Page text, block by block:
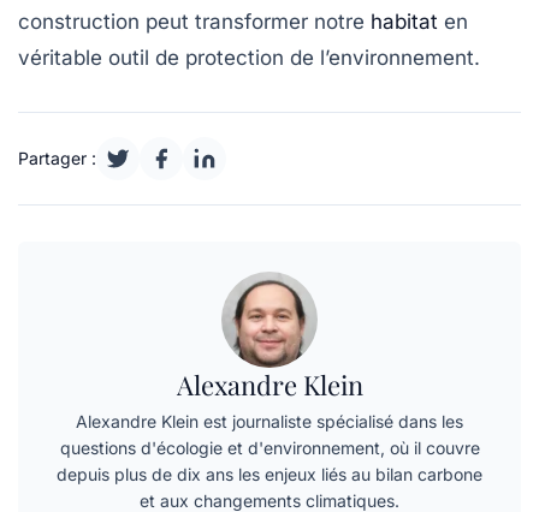
construction peut transformer notre habitat en
véritable outil de protection de l’environnement.
Partager :
Alexandre Klein
Alexandre Klein est journaliste spécialisé dans les
questions d'écologie et d'environnement, où il couvre
depuis plus de dix ans les enjeux liés au bilan carbone
et aux changements climatiques.